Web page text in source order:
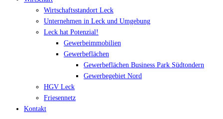
Wirtschaftsstandort Leck
Unternehmen in Leck und Umgebung
Leck hat Potenzial!
Gewerbeimmobilien
Gewerbeflächen
Gewerbeflächen Business Park Südtondern
Gewerbegebiet Nord
HGV Leck
Friesennetz
Kontakt